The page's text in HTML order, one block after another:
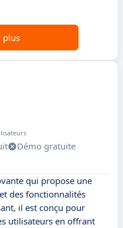
plus
Démo gratuite
qui propose une
des fonctionnalités
il est conçu pour
utilisateurs en offrant